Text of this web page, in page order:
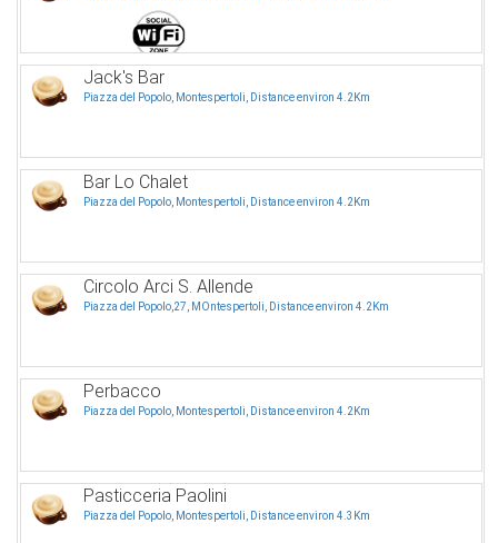
Jack's Bar
Piazza del Popolo, Montespertoli, Distance environ 4.2Km
Bar Lo Chalet
Piazza del Popolo, Montespertoli, Distance environ 4.2Km
Circolo Arci S. Allende
Piazza del Popolo,27, MOntespertoli, Distance environ 4.2Km
Perbacco
Piazza del Popolo, Montespertoli, Distance environ 4.2Km
Pasticceria Paolini
Piazza del Popolo, Montespertoli, Distance environ 4.3Km